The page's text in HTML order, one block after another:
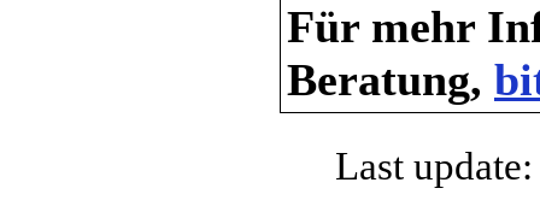
Für mehr
Beratung,
Last